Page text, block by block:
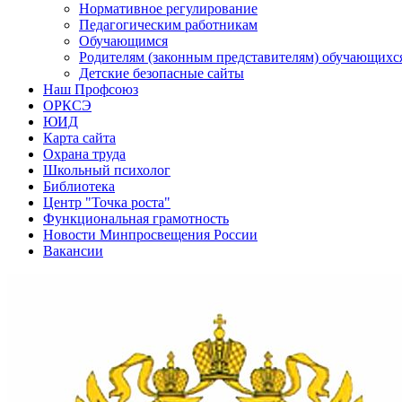
Нормативное регулирование
Педагогическим работникам
Обучающимся
Родителям (законным представителям)
Детские безопасные сайты
Наш Профсоюз
ОРКСЭ
ЮИД
Карта сайта
Охрана труда
Школьный психолог
Библиотека
Центр "Точка роста"
Функциональная грамотность
Новости Минпросвещения России
Вакансии